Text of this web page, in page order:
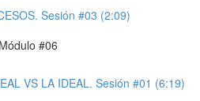
Sesión #03 (2:09)
#06
VS LA IDEAL. Sesión #01 (6:19)